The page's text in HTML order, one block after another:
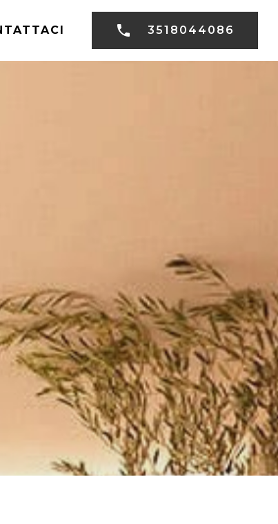
3518044086